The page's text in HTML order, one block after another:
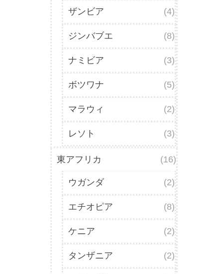
ザンビア (4)
ジンバブエ (8)
ナミビア (3)
ボツワナ (5)
マラウィ (2)
レソト (3)
東アフリカ (16)
ウガンダ (2)
エチオピア (8)
ケニア (2)
タンザニア (2)